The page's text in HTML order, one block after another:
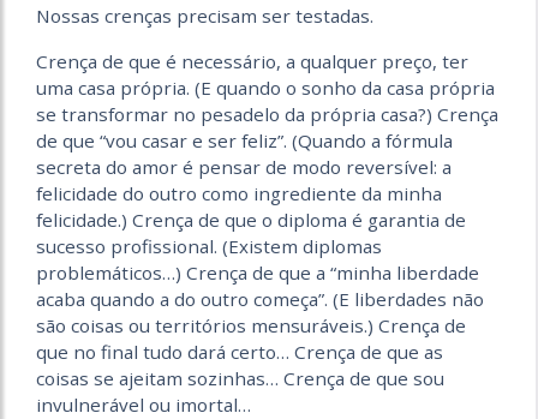
Nossas crenças precisam ser testadas.
Crença de que é necessário, a qualquer preço, ter
uma casa própria. (E quando o sonho da casa própria
se transformar no pesadelo da própria casa?) Crença
de que “vou casar e ser feliz”. (Quando a fórmula
secreta do amor é pensar de modo reversível: a
felicidade do outro como ingrediente da minha
felicidade.) Crença de que o diploma é garantia de
sucesso profissional. (Existem diplomas
problemáticos…) Crença de que a “minha liberdade
acaba quando a do outro começa”. (E liberdades não
são coisas ou territórios mensuráveis.) Crença de
que no final tudo dará certo… Crença de que as
coisas se ajeitam sozinhas… Crença de que sou
invulnerável ou imortal…